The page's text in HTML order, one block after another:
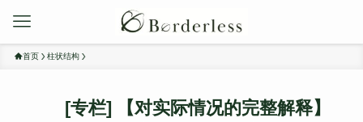
首页 柱状结构
[专栏] 【对实际情况的完整解释】